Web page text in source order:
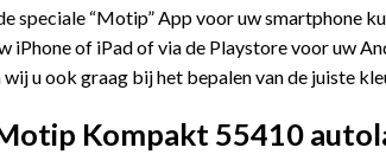
speciale “Motip” App voor uw smartphone
iPhone of iPad of via de Playstore voor uw
u ook graag bij het bepalen van de juiste
Kompakt 55410